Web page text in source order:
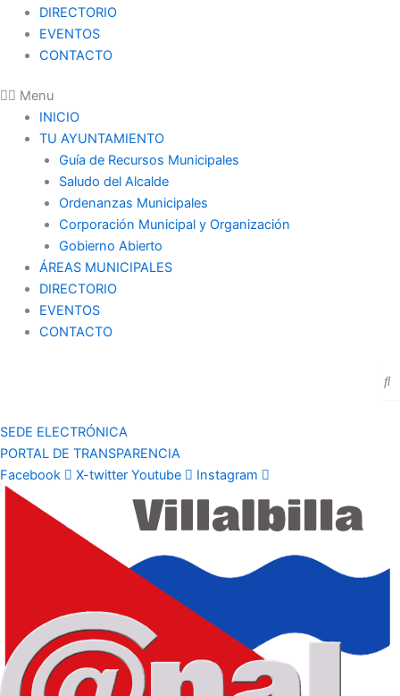
DIRECTORIO
EVENTOS
CONTACTO
Menu
INICIO
TU AYUNTAMIENTO
Guía de Recursos Municipales
Saludo del Alcalde
Ordenanzas Municipales
Corporación Municipal y Organización
Gobierno Abierto
ÁREAS MUNICIPALES
DIRECTORIO
EVENTOS
CONTACTO
SEDE ELECTRÓNICA
PORTAL DE TRANSPARENCIA
Facebook
X-twitter Youtube Instagram